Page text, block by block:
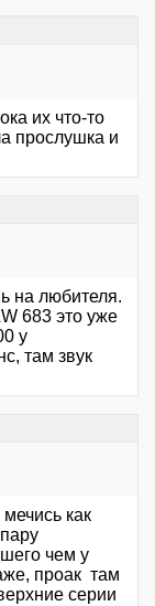
их что-то
прослушка и
на любителя.
683 это уже
у
там звук
как
чем у
проак там
серии